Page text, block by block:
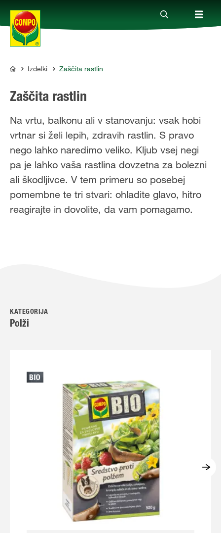
Izdelki
Vodiči
Podjetje
COMPO
Izdelki Zaščita rastlin
Zaščita rastlin
Na vrtu, balkonu ali v stanovanju: vsak hobi
vrtnar si želi lepih, zdravih rastlin. S pravo
nego lahko naredimo veliko. Kljub vsej negi
pa je lahko vaša rastlina dovzetna za bolezni
ali škodljivce. V tem primeru so posebej
pomembne te tri stvari: ohladite glavo, hitro
reagirajte in dovolite, da vam pomagamo.
KATEGORIJA
Polži